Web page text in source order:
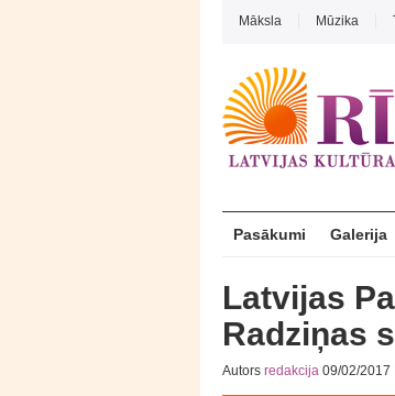
Māksla Mūzika
Pasākumi Galerija
Latvijas
Radziņas
Autors redakcija 09/02/2017